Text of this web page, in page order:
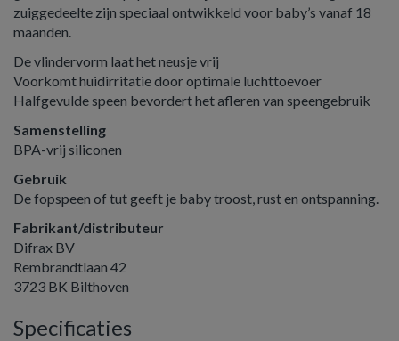
zuiggedeelte zijn speciaal ontwikkeld voor baby’s vanaf 18
maanden.
De vlindervorm laat het neusje vrij
Voorkomt huidirritatie door optimale luchttoevoer
Halfgevulde speen bevordert het afleren van speengebruik
Samenstelling
BPA-vrij siliconen
Gebruik
De fopspeen of tut geeft je baby troost, rust en ontspanning.
Fabrikant/distributeur
Difrax BV
Rembrandtlaan 42
3723 BK Bilthoven
Specificaties